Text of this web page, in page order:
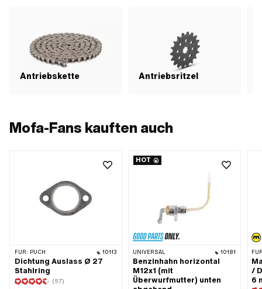
Antriebskette Antriebsritzel
Mofa-Fans kauften auch
FÜR: PUCH 10113
Dichtung Auslass Ø 27
Stahlring
(57)
HOT
UNIVERSAL 10181
Benzinhahn horizontal
M12x1 (mit
Überwurfmutter) unten
/
6